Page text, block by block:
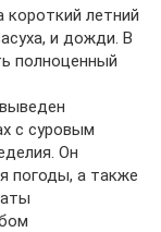
короткий летний
и дожди. В
полноценный
с суровым
Он
погоды, а также